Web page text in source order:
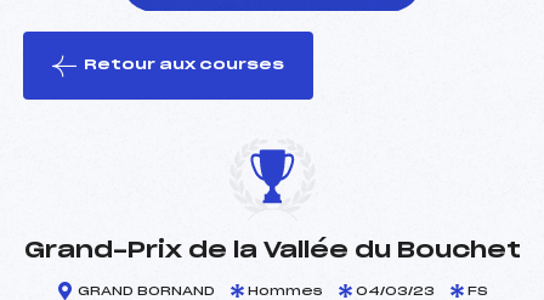
le ski
Retour aux courses
Grand-Prix de la Vallée du Bouchet
GRAND BORNAND Hommes 04/03/23 FS